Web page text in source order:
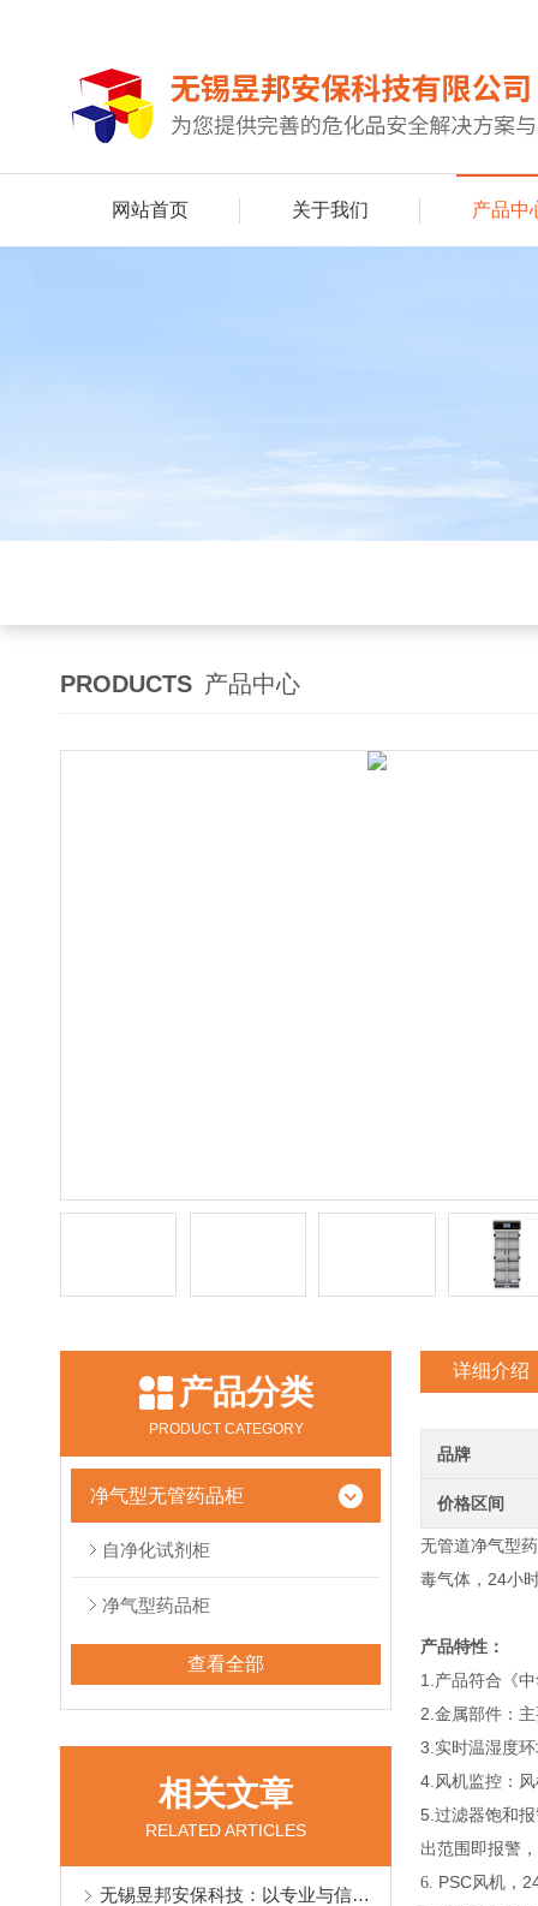
网站首页 关于我们 产品中
PRODUCTS 产品中心
产品分类
PRODUCT CATEGORY
净气型无管药品柜
自净化试剂柜
净气型药品柜
查看全部
相关文章
RELATED ARTICLES
无锡昱邦安保科技：以专业与信誉打造高性价比净气型药品柜
详细介绍
品牌
价格区间
无管道净气型
毒气体，24小
产品特性：
1.产品符合《
2.金属部件：
3.实时温湿度
4.风机监控：
5.过滤器饱和
出范围即报警
6. PSC风机，